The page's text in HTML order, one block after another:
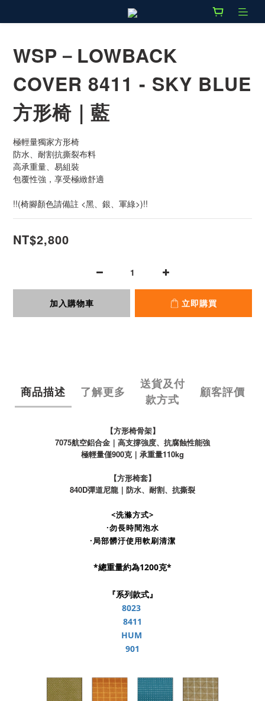
WSP－LOWBACK
COVER 8411 - SKY BLUE
方形椅｜藍
極輕量獨家方形椅
防水、耐割抗撕裂布料
高承重量、易組裝
包覆性強，享受極緻舒適
!!(椅腳顏色請備註 <黑、銀、軍綠>)!!
NT$2,800
加入購物車 立即購買
商品描述 了解更多
送貨及付
款方式
顧客評價
【方形椅骨架】
7075航空鋁合金｜ 高支撐強度、 抗腐蝕性能強
極輕量僅900克｜承重量110kg
【方形椅套】
840D彈道尼龍 ｜ 防水、耐割、抗撕裂
<洗滌方式>
·勿長時間泡水
·局部髒汙使用軟刷清潔
*總重量約為1200克*
『系列款式』
8023
8411
HUM
901